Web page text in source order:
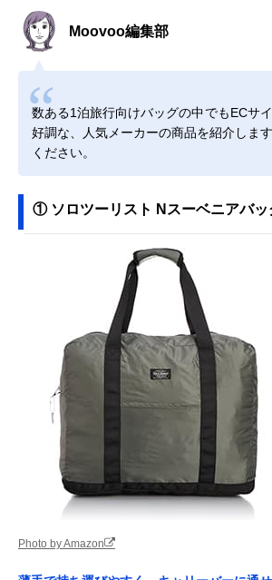
Moovoo編集部
数ある1泊旅行向けバッグの中でもECサ
好調な、人気メーカーの商品を紹介しま
ください。
① ソロツーリスト Nスーベニアバ
Photo by Amazon